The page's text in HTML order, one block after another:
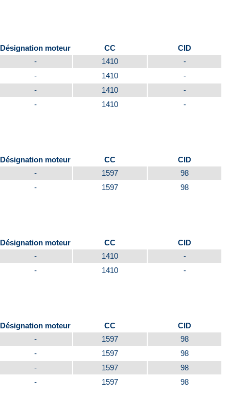
Désignation moteur CC CID
- 1410 -
- 1410 -
- 1410 -
- 1410 -
Désignation moteur CC CID
- 1597 98
- 1597 98
Désignation moteur CC CID
- 1410 -
- 1410 -
Désignation moteur CC CID
- 1597 98
- 1597 98
- 1597 98
- 1597 98